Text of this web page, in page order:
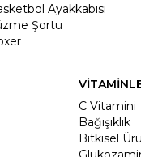
Ayakkabısı
Şortu
C Vitamini
Bağışıklık
Bitkisel